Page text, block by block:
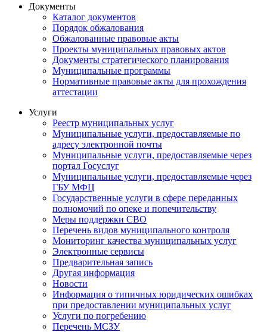
Документы
Каталог документов
Порядок обжалования
Обжалованные правовые акты
Проекты муниципальных правовых актов
Документы стратегического планирования
Муниципальные программы
Нормативные правовые акты для прохождения
аттестации
Услуги
Реестр муниципальных услуг
Муниципальные услуги, предоставляемые по
адресу электронной почты
Муниципальные услуги, предоставляемые через
портал Госуслуг
Муниципальные услуги, предоставляемые через
ГБУ МФЦ
Государственные услуги в сфере переданных
полномочий по опеке и попечительству
Меры поддержки СВО
Перечень видов муниципального контроля
Мониторинг качества муниципальных услуг
Электронные сервисы
Предварительная запись
Другая информация
Новости
Информация о типичных юридических ошибках
при предоставлении муниципальных услуг
Услуги по погребению
Перечень МСЗУ